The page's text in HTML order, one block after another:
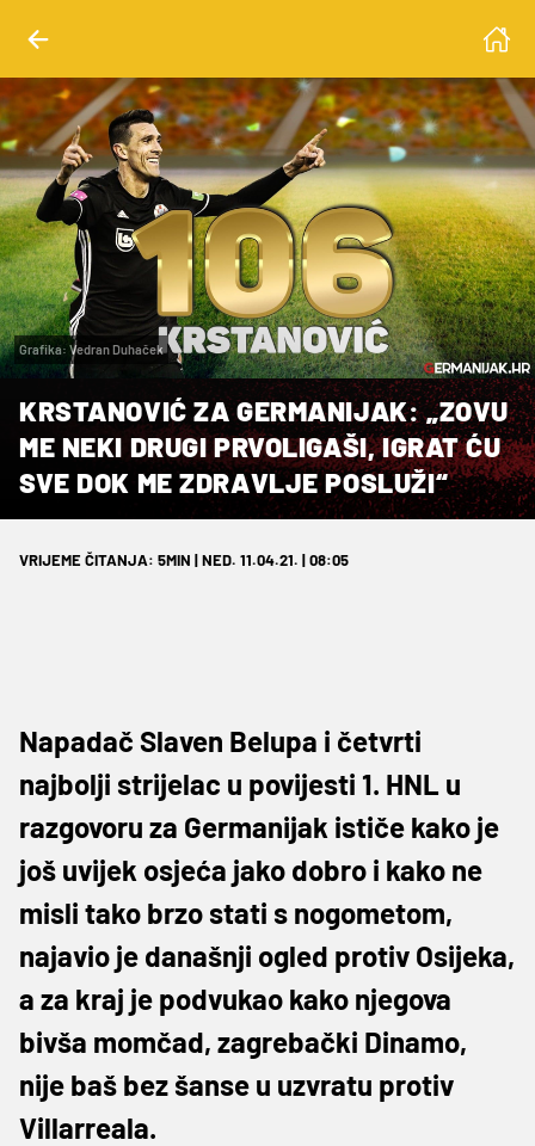
Grafika: Vedran Duhaček
KRSTANOVIĆ ZA GERMANIJAK: „ZOVU
ME NEKI DRUGI PRVOLIGAŠI, IGRAT ĆU
SVE DOK ME ZDRAVLJE POSLUŽI“
VRIJEME ČITANJA: 5MIN | NED. 11.04.21. | 08:05
Napadač Slaven Belupa i četvrti
najbolji strijelac u povijesti 1. HNL u
razgovoru za Germanijak ističe kako je
još uvijek osjeća jako dobro i kako ne
misli tako brzo stati s nogometom,
najavio je današnji ogled protiv Osijeka,
a za kraj je podvukao kako njegova
bivša momčad, zagrebački Dinamo,
nije baš bez šanse u uzvratu protiv
Villarreala.